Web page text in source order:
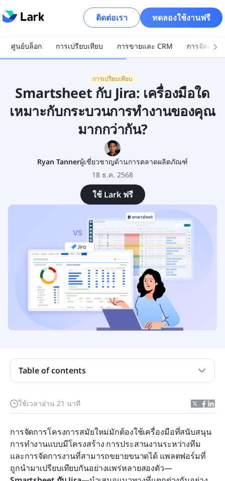
ติดต่อเรา ทดลองใช้งานฟรี
ศูนย์บล็อก การเปรียบเทียบ การขายและ CRM การจัดการ
การเปรียบเทียบ
Smartsheet กับ Jira: เครื่องมือใด
เหมาะกับกระบวนการทำงานของคุณ
มากกว่ากัน?
Ryan Tannerผู้เชี่ยวชาญด้านการตลาดผลิตภัณฑ์
18 ธ.ค. 2568
ใช้ Lark ฟรี
ใช้เวลาอ่าน 21 นาที
การจัดการโครงการสมัยใหม่มักต้องใช้เครื่องมือที่สนับสนุน
การทำงานแบบมีโครงสร้าง การประสานงานระหว่างทีม
และการจัดการงานที่สามารถขยายขนาดได้ แพลตฟอร์มที่
ถูกนำมาเปรียบเทียบกันอย่างแพร่หลายสองตัว—
Table of contents
ภาพรวมการเปรียบเทียบ Smartsheet กับ Jira
Smartsheet คืออะไร?
Jira คืออะไร?
Smartsheet เทียบกับ Jira: การเปรียบเทียบอย่าง
กำหนดราคาของ Jira: เครื่องมือใดเหมาะกับการ
ทำงานของคุณ?
Smartsheet กับ Jira: เครื่องมือใดเหมาะสมที่สุด
สำหรับทีมใด?
ข้อจำกัดของทั้งสองเครื่องมือ: Smartsheet และ Jira
ทางเลือกที่ชาญฉลาด: ใช้ Lark สำหรับการทำงาน
ร่วมกันอย่างใกล้ชิดและเวิร์กโฟลว์ที่ชาญฉลาด